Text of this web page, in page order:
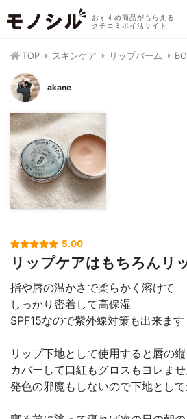
おすすめ商品がもらえる
クチコミポイ活サイト
TOP スキンケア リップバーム
akane
5.00
リップケアはもちろんリ
指や唇の温かさで柔らかく溶けて
しっかり密着して高保湿
SPF15なので紫外線対策も出来ます
リップ下地として使用すると唇の
カバーして口紅もグロスもヨレま
発色の邪魔もしないので下地として